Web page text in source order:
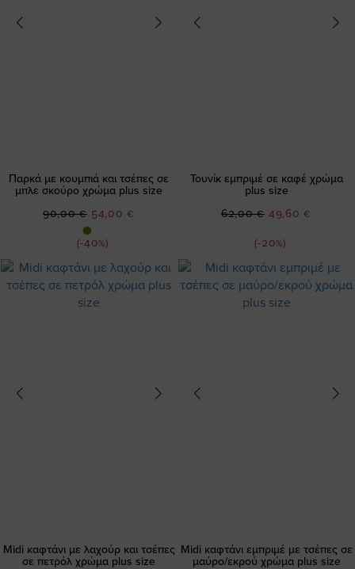
Παρκά με κουμπιά και τσέπες σε
μπλε σκούρο χρώμα plus size
(-40%)
Ειδική
Τιμή
54,00 €
90,00 €
Τουνίκ εμπριμέ σε καφέ χρώμα
plus size
(-20%)
Ειδική
49,60 €
62,00 €
Midi καφτάνι με λαχούρ και τσέπες
σε πετρόλ χρώμα plus size
Midi καφτάνι εμπριμέ με τσέπες σε
μαύρο/εκρού χρώμα plus size